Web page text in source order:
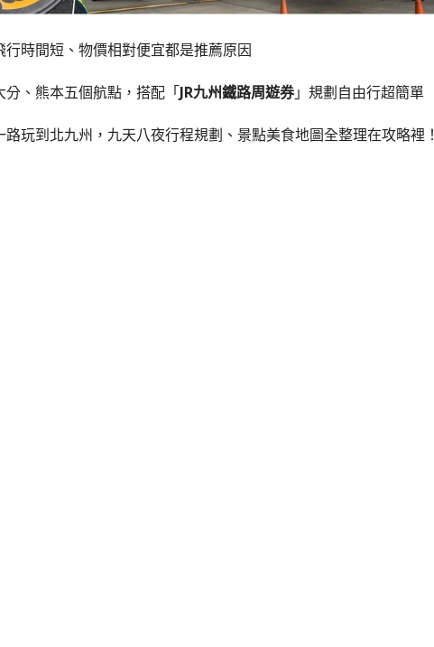
時間短、物價相對便宜都是推薦原因
分、熊本五個航點，搭配「JR九州鐵路周遊券」規劃自由行超簡單
玩到北九州，九天八夜行程規劃、景點美食地圖全整理在攻略裡！